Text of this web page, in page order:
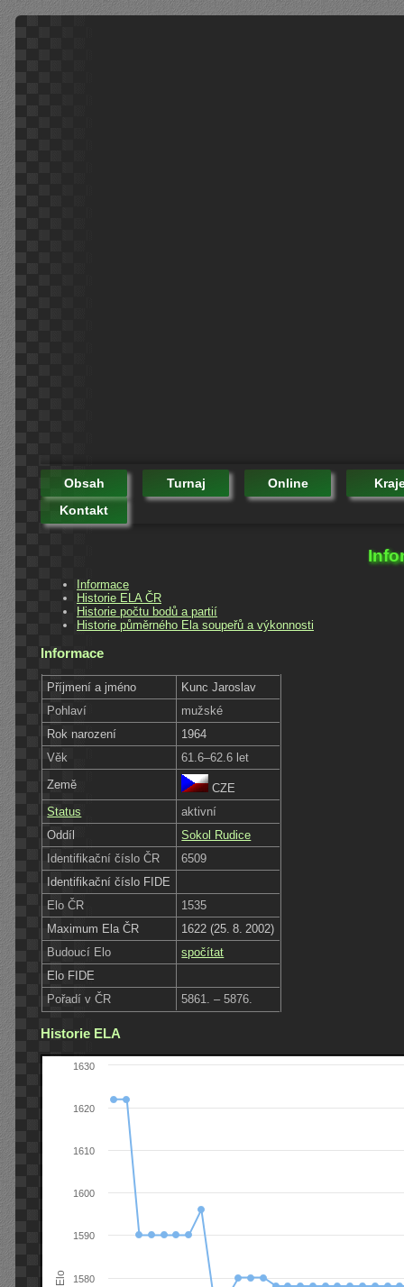
Obsah Turnaj Online
Kontakt
Informace
Historie ELA ČR
Historie počtu bodů a partií
Historie půměrného Ela soupeřů a výkonnosti
Informace
Příjmení a jméno
Kunc Jaroslav
Pohlaví
mužské
Rok narození
1964
Věk
61.6–62.6 let
Země
CZE
Status
aktivní
Oddíl
Sokol Rudice
Identifikační číslo ČR
6509
Identifikační číslo FIDE
Elo ČR
1535
Maximum Ela ČR
1622 (25. 8. 2002)
Budoucí Elo
spočítat
Elo FIDE
Pořadí v ČR
5861. – 5876.
Historie ELA
Elo 1580
1590
1600
1610
1620
1630